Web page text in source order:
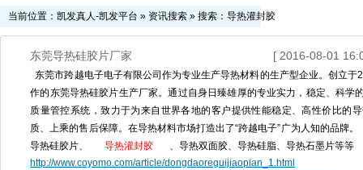
当前位置： 凯发真人-凯发平台 » 资讯搜索 » 搜索：导热灌封胶
东莞导热硅胶片厂家 [ 2016-08-01
东莞市跨越电子电子有限公司作为专业生产导热材料的生产型企业。创立
作的东莞导热硅胶片生产厂家。通过自身日臻雄厚的专业实力，稳定、科学
质量管控系统，致力于为来自世界各地的客户提供性能稳定、高性价比的
质、上乘的售后保障。在导热材料市场打造出了“跨越电子”广为人知的品牌
导热硅胶片、
导热灌封胶
、导热双面胶、导热硅脂、导热石墨片等等
http://www.coyomo.com/article/dongdaoreguijiaopian_1.html